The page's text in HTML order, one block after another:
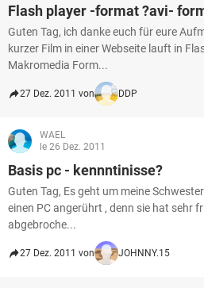
Flash player -format ?avi-
Guten Tag, ich danke euch für eure
kurzer Film in einer Webseite lauft in
Makromedia Form...
27 Dez. 2011 von DDP
WAEL
le 26 Dez. 2011
Basis pc - kennntinisse?
Guten Tag, Es geht um meine
einen PC angerührt , denn sie hat sehr
abgebroche...
27 Dez. 2011 von JOHNNY.15